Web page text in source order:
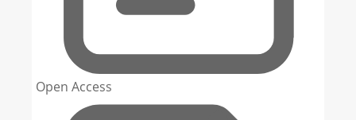
Open Access